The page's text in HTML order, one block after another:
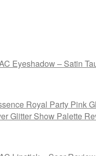
Eyeshadow – Satin
Royal Party Pink
Glitter Show Palette